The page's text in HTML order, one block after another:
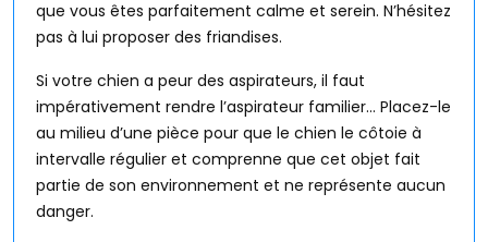
que vous êtes parfaitement calme et serein. N’hésitez
pas à lui proposer des friandises.
Si votre chien a peur des aspirateurs, il faut
impérativement rendre l’aspirateur familier… Placez-le
au milieu d’une pièce pour que le chien le côtoie à
intervalle régulier et comprenne que cet objet fait
partie de son environnement et ne représente aucun
danger.